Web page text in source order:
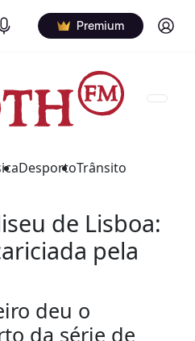
Podcasts Premium Log in
DesportoTrânsito
de Lisboa:
pela
deu o
da série de